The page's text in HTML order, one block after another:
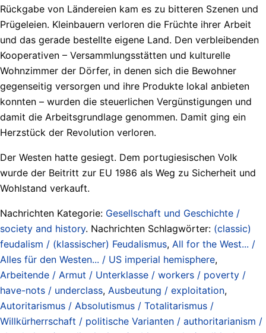
Rückgabe von Ländereien kam es zu bitteren Szenen und
Prügeleien. Kleinbauern verloren die Früchte ihrer Arbeit
und das gerade bestellte eigene Land. Den verbleibenden
Kooperativen – Versammlungsstätten und kulturelle
Wohnzimmer der Dörfer, in denen sich die Bewohner
gegenseitig versorgen und ihre Produkte lokal anbieten
konnten – wurden die steuerlichen Vergünstigungen und
damit die Arbeitsgrundlage genommen. Damit ging ein
Herzstück der Revolution verloren.
Der Westen hatte gesiegt. Dem portugiesischen Volk
wurde der Beitritt zur EU 1986 als Weg zu Sicherheit und
Wohlstand verkauft.
Nachrichten Kategorie: Gesellschaft und Geschichte /
society and history. Nachrichten Schlagwörter: (classic)
feudalism / (klassischer) Feudalismus, All for the West... /
Alles für den Westen... / US imperial hemisphere,
Arbeitende / Armut / Unterklasse / workers / poverty /
have-nots / underclass, Ausbeutung / exploitation,
Autoritarismus / Absolutismus / Totalitarismus /
Willkürherrschaft / politische Varianten / authoritarianism /